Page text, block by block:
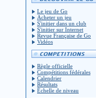
Le jeu de Go
Acheter un jeu
S'initier dans un club
S'initier sur Internet
Revue Française de Go
Vidéos
Règle officielle
Compétitions fédérales
Calendrier
Résultats
Échelle de niveau